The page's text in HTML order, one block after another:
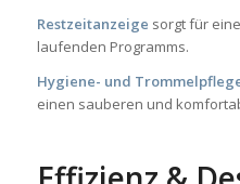
Restzeitanzeige sorgt für
laufenden Programms.
Hygiene- und
einen sauberen und